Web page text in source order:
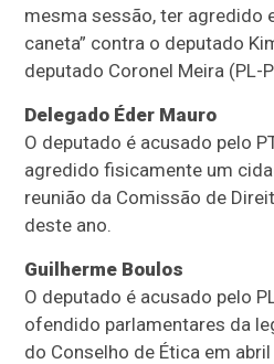
mesma sessão, ter agredido
caneta” contra o deputado
deputado Coronel Meira (PL-
Delegado Éder Mauro
O deputado é acusado pelo
agredido fisicamente um
reunião da Comissão de
deste ano.
Guilherme Boulos
O deputado é acusado pelo
ofendido parlamentares da
do Conselho de Ética em